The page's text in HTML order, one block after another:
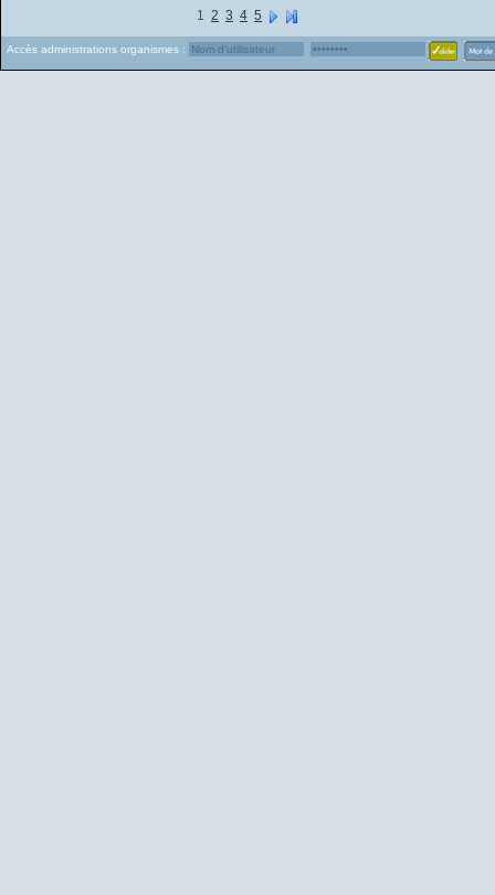
1 2 3 4 5
Accès administrations organismes :